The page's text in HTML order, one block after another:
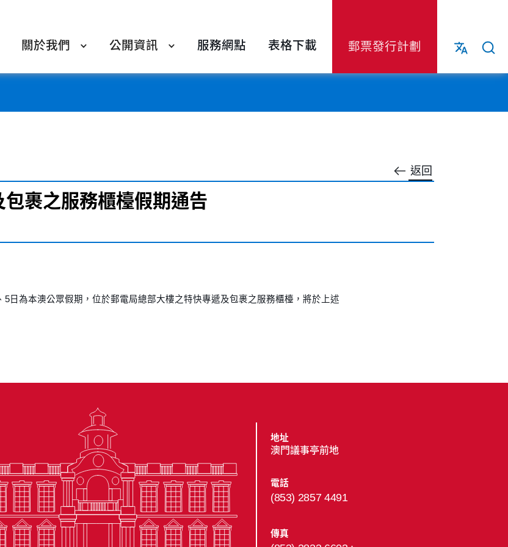
關於我們 公開資訊 服務網點 表格下載 郵票發行計劃
返回
裹之服務櫃檯假期通告
5日為本澳公眾假期，位於郵電局總部大樓之特快專遞及包裹之服務櫃檯，將於上述
地址
澳門議事亭前地
電話
(853) 2857 4491
傳真